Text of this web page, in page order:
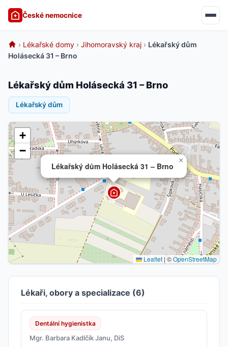
České nemocnice
› Lékařské domy › Jihomoravský kraj › Lékařský dům
Holásecká 31 – Brno
Lékařský dům Holásecká 31 – Brno
Lékařský dům
Lékařský dům Holásecká 31 – Brno
×
+
−
Leaflet | ©OpenStreetMap
Lékaři, obory a specializace (6)
Dentální hygienistka
Mgr. Barbara Kadlčík Janu, DiS